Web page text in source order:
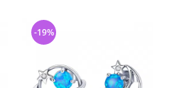
-19%